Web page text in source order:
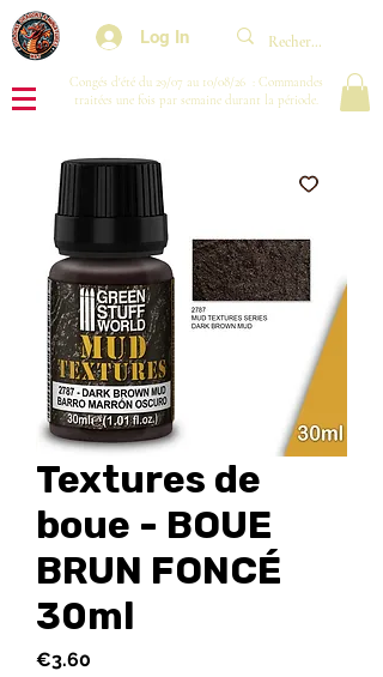
Log In
Congés d'été du 29/07 au 10/08/26 : Commandes
traitées une fois par semaine durant la période.
Textures de
boue - BOUE
BRUN FONCÉ
30ml
€3.60